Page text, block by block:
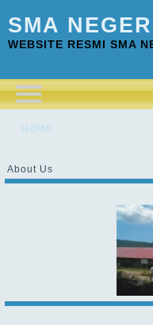
SMA
WEBSITE RESMI SMA
HOME
About Us